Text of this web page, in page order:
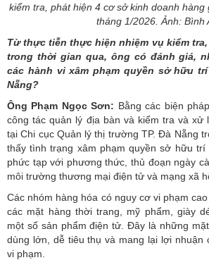
kiểm tra, phát hiện 4 cơ sở kinh doanh hàng
tháng 1/2026. Ảnh: Bình
Từ thực tiễn thực hiện nhiệm vụ kiểm
trong thời gian qua, ông có đánh giá,
các hành vi xâm phạm quyền sở hữu
Nẵng?
Ông Phạm Ngọc Sơn: Bằng các biện
công tác quản lý địa bàn và kiểm tra và xử
tại Chi cục Quản lý thị trường TP. Đà Nẵng
thấy tình trạng xâm phạm quyền sở hữu trí
phức tạp với phương thức, thủ đoạn ngày
môi trường thương mại điện tử và mạng xã
Các nhóm hàng hóa có nguy cơ vi phạm
các mặt hàng thời trang, mỹ phẩm, giày
một số sản phẩm điện tử. Đây là những
dùng lớn, dễ tiêu thụ và mang lại lợi nhuận
vi phạm.